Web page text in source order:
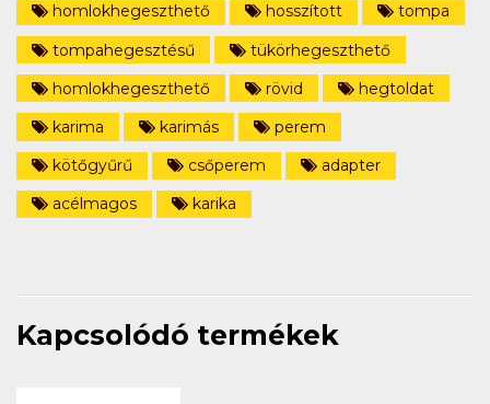
homlokhegeszthető
hosszított
tompa
tompahegesztésű
tükörhegeszthető
homlokhegeszthető
rövid
hegtoldat
karima
karimás
perem
kötőgyűrű
csőperem
adapter
acélmagos
karika
Kapcsolódó termékek